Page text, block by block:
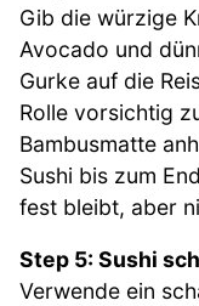
Gib die würzige
Avocado und
Gurke auf die
Rolle vorsichtig
Bambusmatte
Sushi bis zum
fest bleibt, aber
Step 5: Sushi
Verwende ein